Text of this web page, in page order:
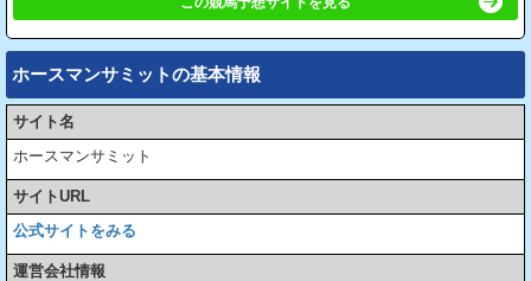
ホースマンサミットの基本情報
サイト名
ホースマンサミット
サイトURL
公式サイトをみる
運営会社情報